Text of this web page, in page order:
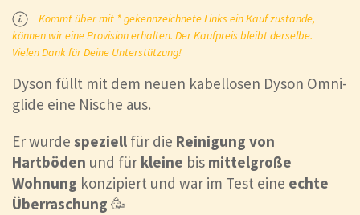
Kommt über mit * gekennzeichnete Links ein Kauf zustande,
können wir eine Provision erhalten. Der Kaufpreis bleibt derselbe.
Vielen Dank für Deine Unterstützung!
Dyson füllt mit dem neuen kabellosen Dyson Omni-
glide eine Nische aus.
Er wurde speziell für die Reinigung von
Hartböden und für kleine bis mittelgroße
Wohnung konzipiert und war im Test eine echte
Überraschung 🥳